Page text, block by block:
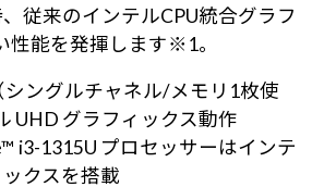
従来のインテルCPU統合グラフ
性能を発揮します※1。
ングルチャネル/メモリ1枚使
UHD グラフィックス動作
i3-1315U プロセッサーはインテ
クスを搭載